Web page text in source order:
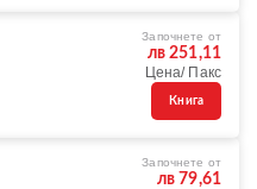
Започнете от
лв 251,11
Цена/ Пакс
Книга
Започнете от
лв 79,61